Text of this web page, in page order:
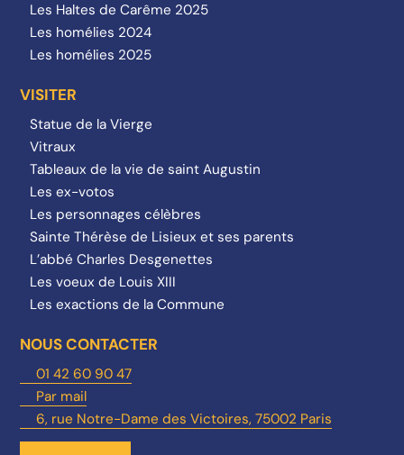
Les Haltes de Carême 2025
Les homélies 2024
Les homélies 2025
VISITER
Statue de la Vierge
Vitraux
Tableaux de la vie de saint Augustin
Les ex-votos
Les personnages célèbres
Sainte Thérèse de Lisieux et ses parents
L’abbé Charles Desgenettes
Les voeux de Louis XIII
Les exactions de la Commune
NOUS CONTACTER
01 42 60 90 47
Par mail
6, rue Notre-Dame des Victoires, 75002 Paris